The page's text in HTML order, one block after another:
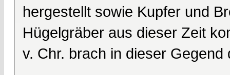
hergestellt sowie Kupfer und
Hügelgräber aus dieser Zeit
v. Chr. brach in dieser Gegend